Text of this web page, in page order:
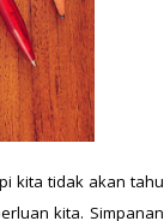
kita tidak akan
kita.